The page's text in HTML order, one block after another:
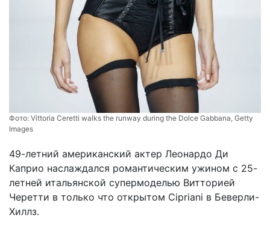
Фото: Vittoria Ceretti walks the runway during the Dolce Gabbana, Getty
Images
49-летний американский актер Леонардо Ди
Каприо наслаждался романтическим ужином с 25-
летней итальянской супермоделью Витторией
Черетти в только что открытом Cipriani в Беверли-
Хиллз.